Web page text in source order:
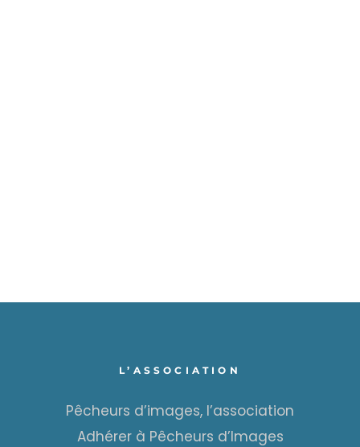
L’ASSOCIATION
Pêcheurs d’images, l’association
Adhérer à Pêcheurs d’Images